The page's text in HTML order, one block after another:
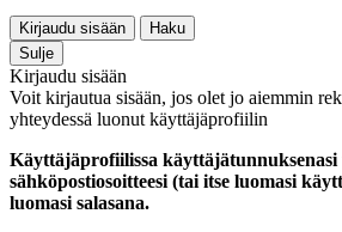
Kirjaudu sisään
Haku
Sulje
Kirjaudu sisään
Voit kirjautua sisään, jos olet jo aiemmin
yhteydessä luonut käyttäjäprofiilin
Käyttäjäprofiilissa
sähköpostiosoitteesi (tai itse luomasi
luomasi salasana.